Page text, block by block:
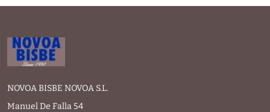
NOVOA BISBE NOVOA S.L.
Manuel De Falla 54